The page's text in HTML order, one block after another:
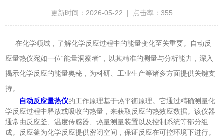
更新时间：2026-05-22 | 点击率：355
在化学领域，了解化学反应过程中的能量变化至关重要。自动反
应量热仪宛如一位“能量洞察者”，以其精准的测量与分析能力，深入
揭示化学反应的能量奥秘，为科研、工业生产等诸多方面提供关键支
持。
自动反应量热仪的工作原理基于热平衡原理。它通过精确测量化
学反应过程中释放或吸收的热量，来获取反应的热效应数据。该仪器
通常由反应釜、温度传感器、热量测量装置以及控制系统等部分组
成。反应釜为化学反应提供密闭空间，保证反应在可控环境下进行。